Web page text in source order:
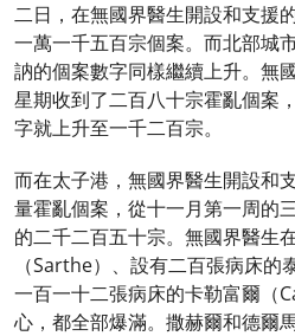
二日，在無國界醫生開設和支援
一萬一千五百宗個案。而北部城
訥的個案數字同樣繼續上升。無
星期收到了二百八十宗霍亂個案
字就上升至一千二百宗。
而在太子港，無國界醫生開設和
量霍亂個案，從十一月第一周的
的二千二百五十宗。無國界醫生
（Sarthe）、設有二百張病床
一百一十二張病床的卡勒富爾（
心，都全部爆滿。撒赫爾和德爾